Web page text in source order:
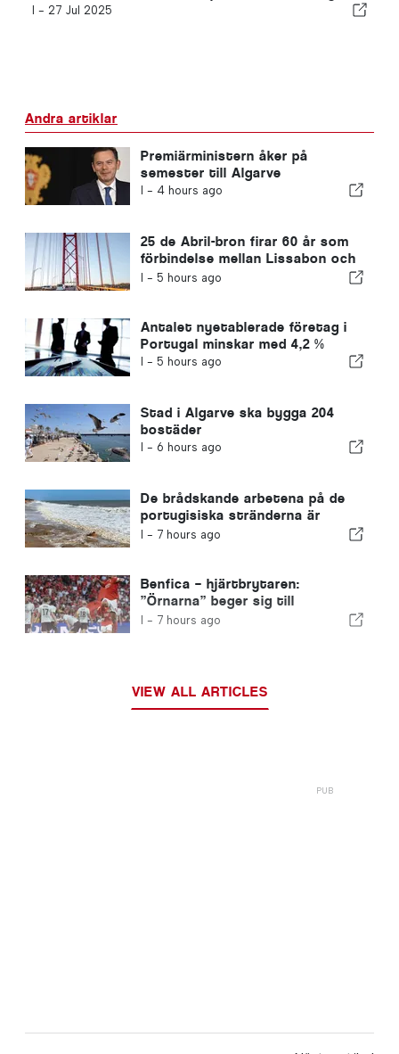
I - 27 Jul 2025
Andra artiklar
Premiärministern åker på
semester till Algarve
I - 4 hours ago
25 de Abril-bron firar 60 år som
förbindelse mellan Lissabon och
Almada
I - 5 hours ago
Antalet nyetablerade företag i
Portugal minskar med 4,2 %
I - 5 hours ago
Stad i Algarve ska bygga 204
bostäder
I - 6 hours ago
De brådskande arbetena på de
portugisiska stränderna är
avslutade
I - 7 hours ago
Benfica – hjärtbrytaren:
”Örnarna” beger sig till
Edinburgh med ena foten redan i
I - 7 hours ago
VIEW ALL ARTICLES